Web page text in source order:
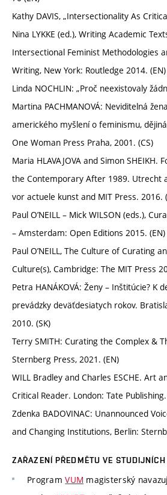
Kathy DAVIS, „Intersectionality As
Nina LYKKE (ed.), Writing Academic
Intersectional Feminist Methodologies
Writing, New York: Routledge 2014. (EN)
Linda NOCHLIN: „Proč neexistovaly
Martina PACHMANOVÁ: Neviditelná
amerického myšlení o feminismu,
One Woman Press Praha, 2001. (CS)
Maria HLAVAJOVA and Simon SHEIKH.
the Contemporary After 1989. Utrecht
vor actuele kunst and MIT Press. 2016.
Paul O’NEILL – Mick WILSON (eds.),
– Amsterdam: Open Editions 2015. (EN)
Paul O’NEILL, The Culture of Curating
Culture(s), Cambridge: The MIT Press
Petra HANÁKOVÁ: Ženy – Inštitúcie? K
prevádzky deväťdesiatych rokov.
2010. (SK)
Terry SMITH: Curating the Complex &
Sternberg Press, 2021. (EN)
WILL Bradley and Charles ESCHE. Art
Critical Reader. London: Tate
Zdenka BADOVINAC: Unannounced
and Changing Institutions, Berlin:
ZAŘAZENÍ PŘEDMĚTU VE
ProgramVUM magisterský